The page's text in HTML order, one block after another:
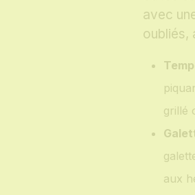
avec
oubliés,
grillé
aux